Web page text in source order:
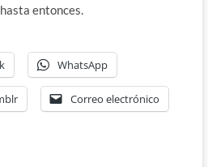
entonces.
WhatsApp
Correo electrónico